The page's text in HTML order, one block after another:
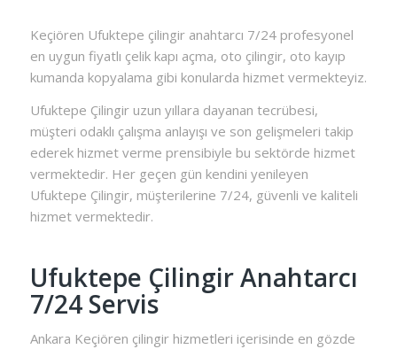
Keçiören Ufuktepe çilingir anahtarcı 7/24 profesyonel
en uygun fiyatlı çelik kapı açma, oto çilingir, oto kayıp
kumanda kopyalama gibi konularda hizmet vermekteyiz.
Ufuktepe Çilingir uzun yıllara dayanan tecrübesi,
müşteri odaklı çalışma anlayışı ve son gelişmeleri takip
ederek hizmet verme prensibiyle bu sektörde hizmet
vermektedir. Her geçen gün kendini yenileyen
Ufuktepe Çilingir, müşterilerine 7/24, güvenli ve kaliteli
hizmet vermektedir.
Ufuktepe Çilingir Anahtarcı
7/24 Servis
Ankara Keçiören çilingir hizmetleri içerisinde en gözde